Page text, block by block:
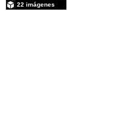
22 imágenes